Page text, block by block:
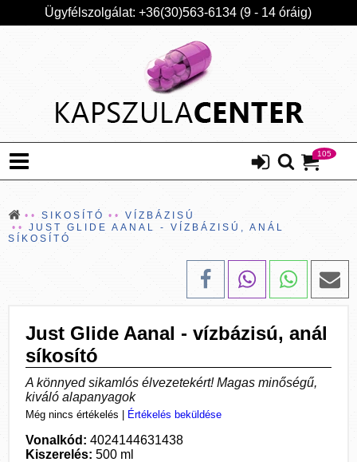
Ügyfélszolgálat: +36(30)563-6134 (9 - 14 óráig)
105
SIKOSÍTÓ
VÍZBÁZISÚ
JUST GLIDE AANAL - VÍZBÁZISÚ, ANÁL
SÍKOSÍTÓ
Just Glide Aanal - vízbázisú, anál
síkosító
A könnyed sikamlós élvezetekért! Magas minőségű,
kiváló alapanyagok
Még nincs értékelés Értékelés beküldése
Vonalkód: 4024144631438
Kiszerelés: 500 ml